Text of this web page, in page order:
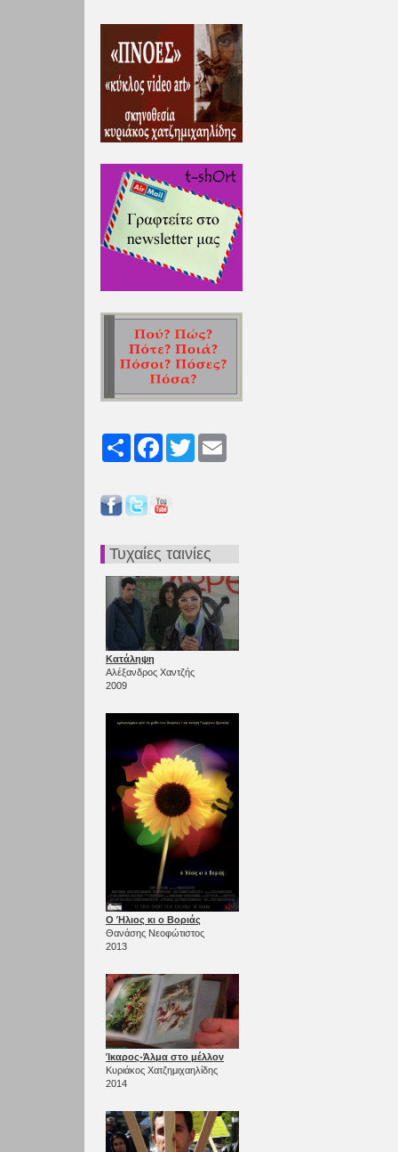
Share FacebookTwitter
Τυχαίες ταινίες
Κατάληψη
Αλέξανδρος Χαντζής
2009
Ο Ήλιος κι ο Βοριάς
Θανάσης Νεοφώτιστος
2013
Ίκαρος-Άλμα στο μέλλον
Κυριάκος Χατζημιχαηλίδης
2014